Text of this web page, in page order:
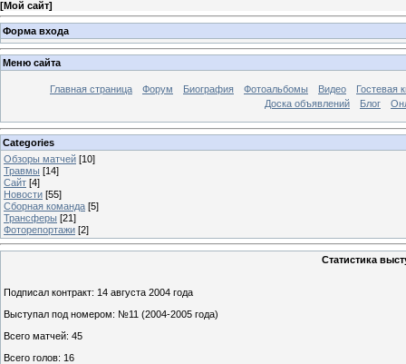
[Мой сайт]
Форма входа
Меню сайта
Главная страница Форум Биография Фотоальбомы Видео
Гостевая
Доска объявлений
Блог
Categories
Обзоры матчей [10]
Травмы [14]
Сайт [4]
Новости [55]
Сборная команда [5]
Трансферы [21]
Фоторепортажи [2]
Статистика
Подписал контракт: 14 августа 2004 года
Выступал под номером: №11 (2004-2005 года)
Всего матчей: 45
Всего голов: 16